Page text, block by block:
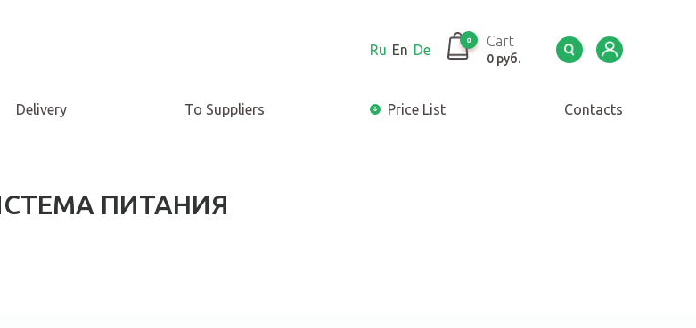
Ru En De
0 Cart
0 руб.
Delivery To Suppliers Price List Сontacts
ПИТАНИЯ